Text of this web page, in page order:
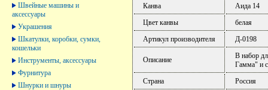
Швейные машины и
аксессуары
Украшения
Шкатулки, коробки, сумки,
кошельки
Инструменты, аксессуары
Фурнитура
Шнурки и шнуры
Канва
Аида 14
Цвет канвы
белая
Артикул производителя
Д-0198
Описание
В набор
Гамма" и
Страна
Россия